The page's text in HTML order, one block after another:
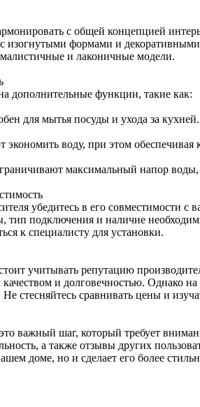
с общей концепцией
изогнутыми формами и
и лаконичные модели.
дополнительные функции, такие как:
для мытья посуды и ухода за кухней.
экономить воду, при этом
максимальный напор воды,
убедитесь в его совместимости
тип подключения и наличие
к специалисту для установки.
учитывать репутацию
и долговечностью. Однако
стесняйтесь сравнивать цены и
важный шаг, который требует
а также отзывы других
доме, но и сделает его более